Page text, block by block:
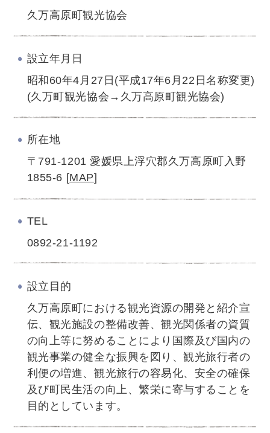
久万高原町観光協会
設立年月日
昭和60年4月27日(平成17年6月22日名称変更)
(久万町観光協会→久万高原町観光協会)
所在地
〒791-1201 愛媛県上浮穴郡久万高原町入野
1855-6 [MAP]
TEL
0892-21-1192
設立目的
久万高原町における観光資源の開発と紹介宣
伝、観光施設の整備改善、観光関係者の資質
の向上等に努めることにより国際及び国内の
観光事業の健全な振興を図り、観光旅行者の
利便の増進、観光旅行の容易化、安全の確保
及び町民生活の向上、繁栄に寄与することを
目的としています。